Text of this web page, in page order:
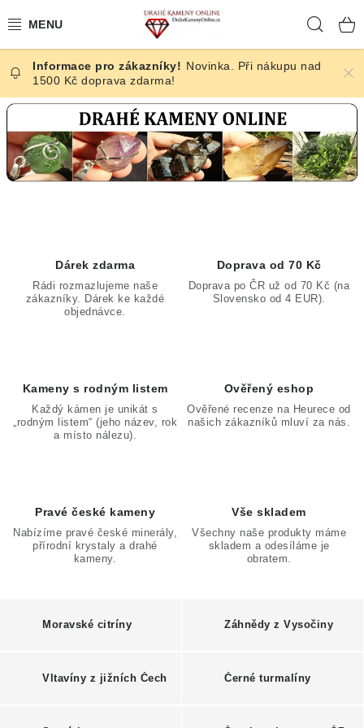
na
ČESKÉ KAMENY
KAMENY ZE SVĚTA
ÚČINKY
NALEZIŠTĚ
KONTAKT
Obchodní podmínky
Puncovní značky
Výkup minerálů a drahých kamenů
Novinka. Při nákupu nad
1500 Kč doprava zdarma!
D
r
a
m
n
e
Dárek zdarma
Rádi rozmazlujeme naše
zákazníky. Dárek ke každé
objednávce.
Doprava od 70 Kč
Doprava po ČR už od 70 Kč (na
Slovensko od 4 EUR).
Kameny s rodným listem
Každý kámen je unikát s
„rodným listem“ (jeho název, rok
a místo nálezu).
Ověřený eshop
Ověřené recenze na Heurece od
našich zákazníků mluví za nás.
Pravé české kameny
Nabízíme pravé české minerály,
přírodní krystaly a drahé
kameny.
Vše skladem
Všechny naše produkty máme
skladem a odesíláme je
obratem.
Moravské citríny Záhnědy z Vysočiny
Vltavíny z jižních Čech Černé turmalíny